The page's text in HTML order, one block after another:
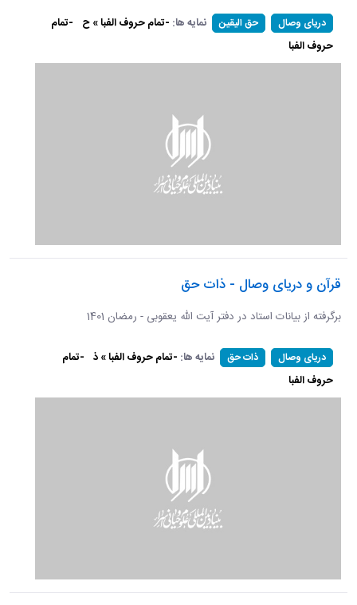
دریای وصال حق الیقین نمایه ها: -تمام حروف الفبا » ح -تمام
حروف الفبا
قرآن و دریای وصال - ذات حق
برگرفته از بیانات استاد در دفتر آیت الله یعقوبی - رمضان 1401
دریای وصال ذات حق نمایه ها: -تمام حروف الفبا » ذ -تمام
حروف الفبا